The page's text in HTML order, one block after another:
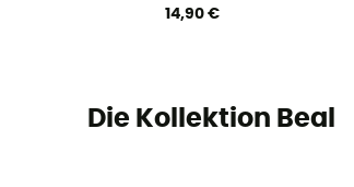
14,90 €
Die Kollektion Beal